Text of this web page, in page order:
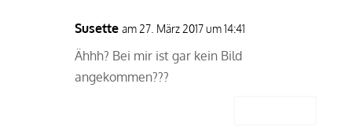
Susette am 27. März 2017 um 14:41
Ähhh? Bei mir ist gar kein Bild
angekommen???